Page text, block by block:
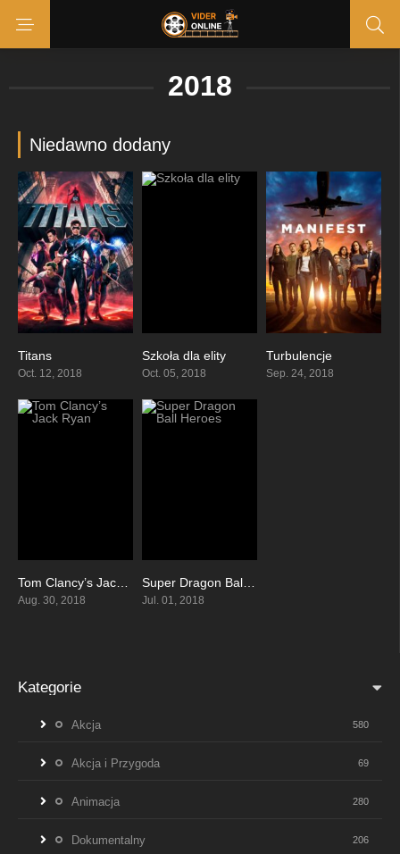
2018
Niedawno dodany
Titans
Oct. 12, 2018
Szkoła dla elity
Oct. 05, 2018
Turbulencje
Sep. 24, 2018
7.654
Aug. 30, 2018
7.555
Super Dragon Ball Heroes
Jul. 01, 2018
Kategorie
Akcja 580
Akcja i Przygoda 69
Animacja 280
Dokumentalny 206